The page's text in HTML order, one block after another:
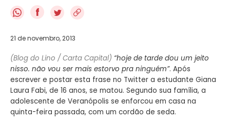
f
21 de novembro, 2013
(Blog do Lino / Carta Capital) “hoje de tarde dou um jeito
nisso. não vou ser mais estorvo pra ninguém”. Após
escrever e postar esta frase no Twitter a estudante Giana
Laura Fabi, de 16 anos, se matou. Segundo sua família, a
adolescente de Veranópolis se enforcou em casa na
quinta-feira passada, com um cordão de seda.